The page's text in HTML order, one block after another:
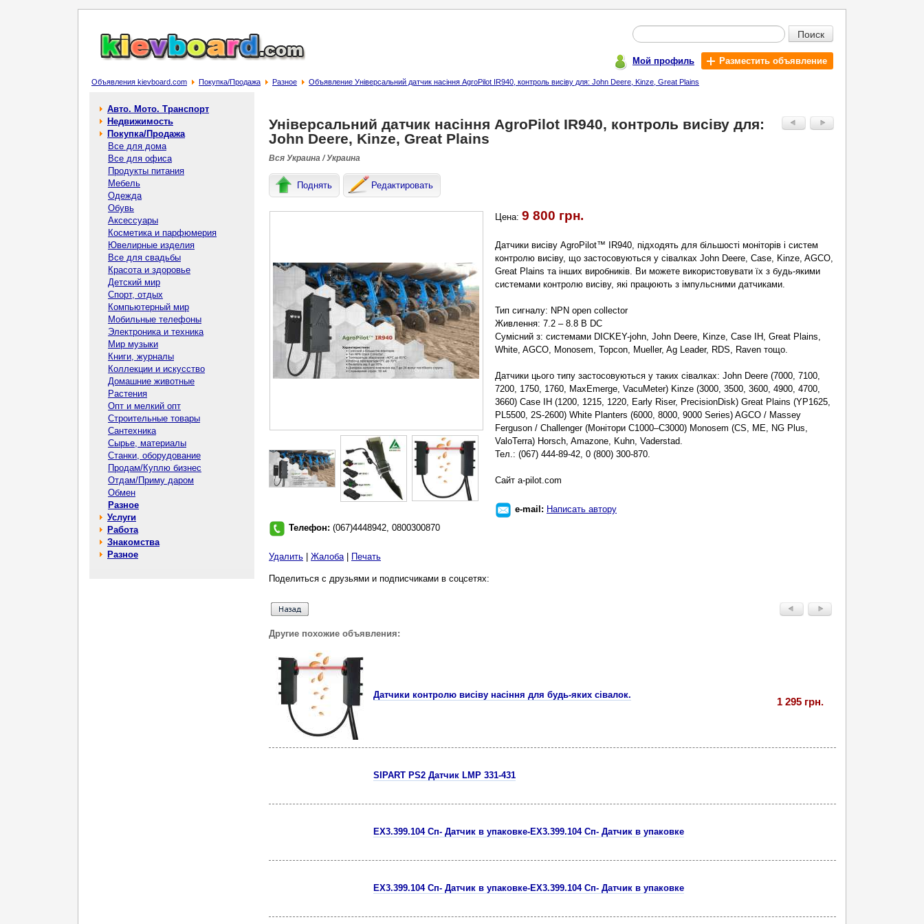
Поиск
Мой профиль Разместить объявление
Объявления kievboard.com Покупка/Продажа Разное Объявление Універсальний датчик насіння AgroPilot IR940, контроль висіву для: John Deere, Kinze, Great Plains
Авто. Мото. Транспорт
Недвижимость
Покупка/Продажа
Все для дома
Все для офиса
Продукты питания
Мебель
Одежда
Обувь
Аксессуары
Косметика и парфюмерия
Ювелирные изделия
Все для свадьбы
Красота и здоровье
Детский мир
Спорт, отдых
Компьютерный мир
Мобильные телефоны
Электроника и техника
Мир музыки
Книги, журналы
Коллекции и искусство
Домашние животные
Растения
Опт и мелкий опт
Строительные товары
Сантехника
Сырье, материалы
Станки, оборудование
Продам/Куплю бизнес
Отдам/Приму даром
Обмен
Разное
Услуги
Работа
Знакомства
Разное
Універсальний датчик насіння AgroPilot IR940, контроль висіву для:
John Deere, Kinze, Great Plains
Вся Украина / Украина
Поднять Редактировать
Цена: 9 800 грн.
Датчики висіву AgroPilot™ IR940, підходять для більшості моніторів і систем
контролю висіву, що застосовуються у сівалках John Deere, Case, Kinze, AGCO,
Great Plains та інших виробників. Ви можете використовувати їх з будь-якими
системами контролю висіву, які працюють з імпульсними датчиками.
Тип сигналу: NPN open collector
Живлення: 7.2 – 8.8 В DC
Сумісний з: системами DICKEY-john, John Deere, Kinze, Case IH, Great Plains,
White, AGCO, Monosem, Topcon, Mueller, Ag Leader, RDS, Raven тощо.
Датчики цього типу застосовуються у таких сівалках: John Deere (7000, 7100,
7200, 1750, 1760, MaxEmerge, VacuMeter) Kinze (3000, 3500, 3600, 4900, 4700,
3660) Case IH (1200, 1215, 1220, Early Riser, PrecisionDisk) Great Plains (YP1625,
PL5500, 2S-2600) White Planters (6000, 8000, 9000 Series) AGCO / Massey
Ferguson / Challenger (Монітори C1000–C3000) Monosem (CS, ME, NG Plus,
ValoTerra) Horsch, Amazone, Kuhn, Vaderstad.
Тел.: (067) 444-89-42, 0 (800) 300-870.
Cайт a-pilot.com
e-mail: Написать автору
Телефон: (067)4448942, 0800300870
Удалить Жалоба| Печать
Поделиться с друзьями и подписчиками в соцсетях:
Другие похожие объявления:
Датчики контролю висіву насіння для будь-яких сівалок.
1 295 грн.
SIPART PS2 Датчик LMP 331-431
ЕХ3.399.104 Сп- Датчик в упаковке-ЕХ3.399.104 Сп- Датчик в упаковке
ЕХ3.399.104 Сп- Датчик в упаковке-ЕХ3.399.104 Сп- Датчик в упаковке